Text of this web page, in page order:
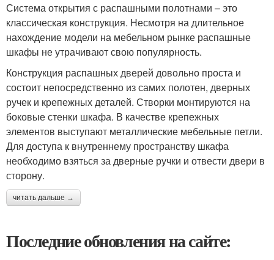
Система открытия с распашными полотнами – это
классическая конструкция. Несмотря на длительное
нахождение модели на мебельном рынке распашные
шкафы не утрачивают свою популярность.
Конструкция распашных дверей довольно проста и
состоит непосредственно из самих полотен, дверных
ручек и крепежных деталей. Створки монтируются на
боковые стенки шкафа. В качестве крепежных
элементов выступают металлические мебельные петли.
Для доступа к внутреннему пространству шкафа
необходимо взяться за дверные ручки и отвести двери в
сторону.
читать дальше →
Последние обновления на сайте: